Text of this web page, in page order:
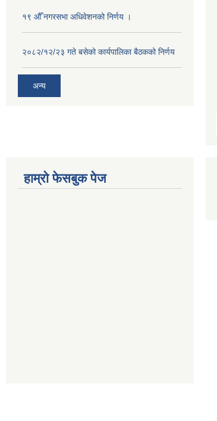
१९ औँ नगरसभा अधिवेशनको निर्णय ।
२०८२/१२/२३ गते बसेको कार्यपालिका बैठकको निर्णय
अन्य
हाम्रो फेसबुक पेज